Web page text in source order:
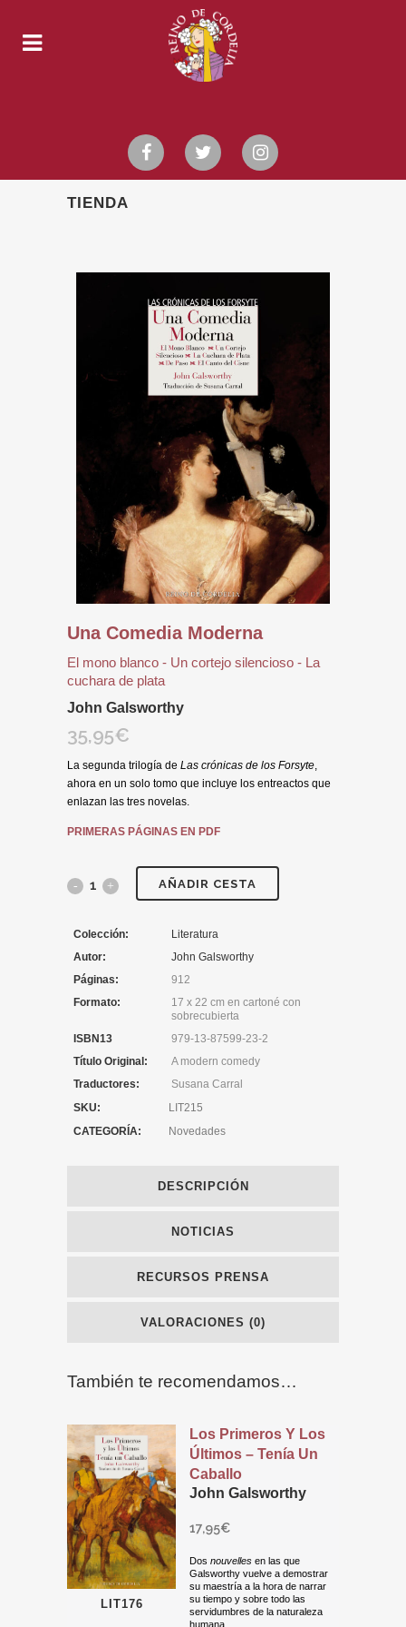
TIENDA
Una Comedia Moderna
El mono blanco - Un cortejo silencioso - La
cuchara de plata
John Galsworthy
35,95€
La segunda trilogía de Las crónicas de los Forsyte
ahora en un solo tomo que incluye los entreactos que
enlazan las tres novelas.
PRIMERAS PÁGINAS EN PDF
AÑADIR CESTA
Colección:
Literatura
Autor:
John Galsworthy
Páginas:
912
Formato:
17 x 22 cm en cartoné con
sobrecubierta
ISBN13
979-13-87599-23-2
Título Original:
A modern comedy
Traductores:
Susana Carral
SKU:
LIT215
CATEGORÍA:
Novedades
DESCRIPCIÓN
NOTICIAS
RECURSOS PRENSA
VALORACIONES (0)
También te recomendamos…
LIT176
Los Primeros Y Los
Últimos – Tenía Un
Caballo
John Galsworthy
17,95€
Dos nouvelles en las que
Galsworthy vuelve a demostrar
su maestría a la hora de narrar
su tiempo y sobre todo las
servidumbres de la naturaleza
humana.